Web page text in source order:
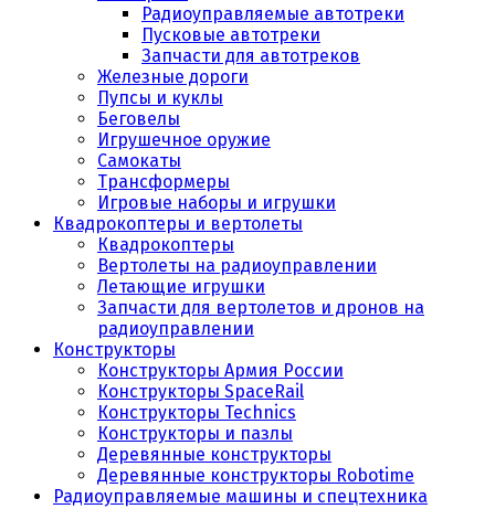
Радиоуправляемые автотреки
Пусковые автотреки
Запчасти для автотреков
Железные дороги
Пупсы и куклы
Беговелы
Игрушечное оружие
Самокаты
Трансформеры
Игровые наборы и игрушки
Квадрокоптеры и вертолеты
Квадрокоптеры
Вертолеты на радиоуправлении
Летающие игрушки
Запчасти для вертолетов и дронов на
радиоуправлении
Конструкторы
Конструкторы Армия России
Конструкторы SpaceRail
Конструкторы Technics
Конструкторы и пазлы
Деревянные конструкторы
Деревянные конструкторы Robotime
Радиоуправляемые машины и спецтехника